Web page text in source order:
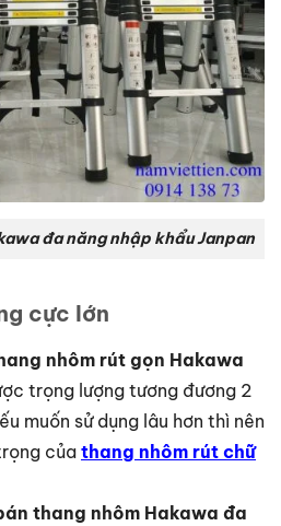
đa năng nhập khẩu Janpan
cực lớn
nhôm rút gọn Hakawa
trọng lượng tương đương 2
muốn sử dụng lâu hơn thì nên
của thang nhôm rút chữ
thang nhôm Hakawa đa